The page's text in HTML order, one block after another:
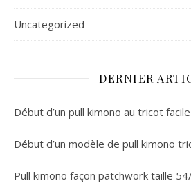
Uncategorized
DERNIER
Début d’un pull kimono au tricot facile
Début d’un modèle de pull kimono
Pull kimono façon patchwork taille